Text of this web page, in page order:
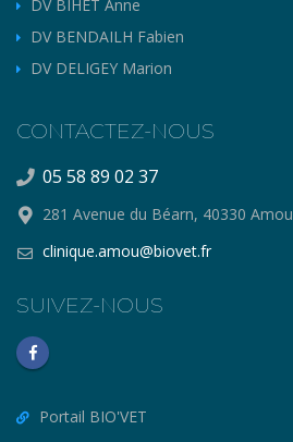
DV BIHET Anne
DV BENDAILH Fabien
DV DELIGEY Marion
CONTACTEZ-NOUS
05 58 89 02 37
281 Avenue du Béarn, 40330 Amou
clinique.amou@biovet.fr
SUIVEZ-NOUS
Portail BIO'VET